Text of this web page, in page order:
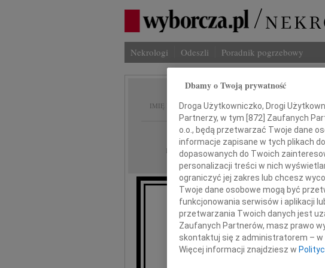
Nekrologi Odeszli Poradnik pogrzebowy
IMIĘ I NAZWISKO: Władysław
REGION: Szczecin
DATA EMISJI: 29.04.2013
"Życie dopóty trwa, dopóki
Z bólem serca
odszedł od nas
Dbamy o Twoją prywatność
Droga Użytkowniczko, Drogi
Partnerzy, w tym [ 872 ] Zaufanych
o.o., będą przetwarzać Twoje dane
informacje zapisane w tych plikach
dopasowanych do Twoich
personalizacji treści w nich
ograniczyć jej zakres lub chcesz
Twoje dane osobowe mogą być
funkcjonowania serwisów i aplikacji
przetwarzania Twoich danych jest
Zaufanych Partnerów, masz prawo
skontaktuj się z administratorem –
Więcej informacji znajdziesz w